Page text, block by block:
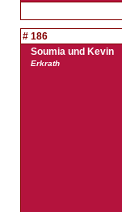
# 186
Soumia und Kevin
Erkrath